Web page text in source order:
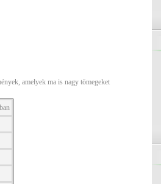
amelyek ma is nagy tömegeket